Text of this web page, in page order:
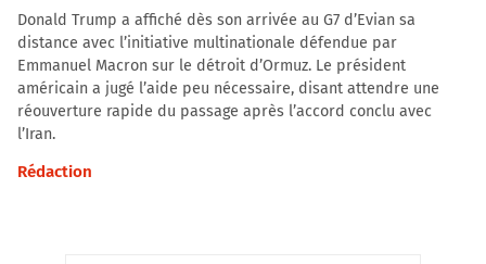
Donald Trump a affiché dès son arrivée au G7 d’Evian sa
distance avec l’initiative multinationale défendue par
Emmanuel Macron sur le détroit d’Ormuz. Le président
américain a jugé l’aide peu nécessaire, disant attendre une
réouverture rapide du passage après l’accord conclu avec
l’Iran.
Rédaction